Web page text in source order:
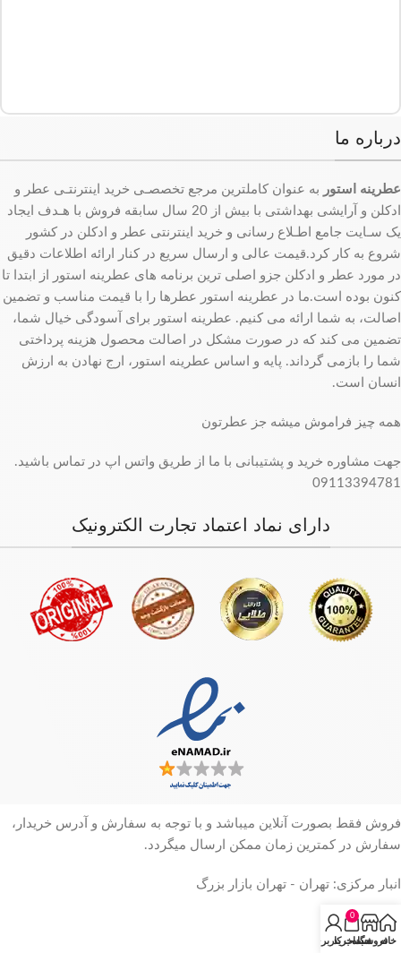
درباره ما
عطرینه استور به عنوان کاملترین مرجع تخصصـی خرید اینترنتـی عطر و
ادکلن و آرایشی بهداشتی با بیش از 20 سال سابقه فروش با هـدف ایجاد
یک سـایت جامع اطـلاع رسانی و خرید اینترنتی عطر و ادکلن در کشور
شروع به کار کرد.قیمت عالی و ارسال سریع در کنار ارائه اطلاعات دقیق
در مورد عطر و ادکلن جزو اصلی ترین برنامه های عطرینه استور از ابتدا تا
کنون بوده است.ما در عطرینه استور عطرها را با قیمت مناسب و تضمین
اصالت، به شما ارائه می کنیم. عطرینه استور برای آسودگی خیال شما،
تضمین می کند که در صورت مشکل در اصالت محصول هزینه پرداختی
شما را بازمی گرداند. پایه و اساس عطرینه استور، ارج نهادن به ارزش
انسان است.
همه چیز فراموش میشه جز عطرتون
جهت مشاوره خرید و پشتیبانی با ما از طریق واتس اپ در تماس باشید.
09113394781
دارای نماد اعتماد تجارت الکترونیک
فروش فقط بصورت آنلاین میباشد و با توجه به سفارش و آدرس خریدار،
سفارش در کمترین زمان ممکن ارسال میگردد.
انبار مرکزی: تهران - تهران بازار بزرگ
خانهفروشگاه
0
سبد خرید
حساب کاربری من